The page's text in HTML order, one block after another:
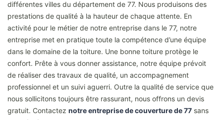
différentes villes du département de 77. Nous produisons des
prestations de qualité à la hauteur de chaque attente. En
activité pour le métier de notre entreprise dans le 77, notre
entreprise met en pratique toute la compétence d’une équipe
dans le domaine de la toiture. Une bonne toiture protège le
confort. Prête à vous donner assistance, notre équipe prévoit
de réaliser des travaux de qualité, un accompagnement
professionnel et un suivi aguerri. Outre la qualité de service que
nous sollicitons toujours être rassurant, nous offrons un devis
gratuit. Contactez notre entreprise de couverture de 77 sans